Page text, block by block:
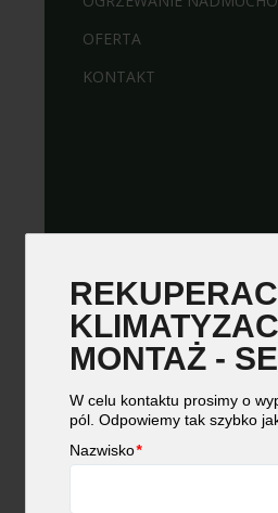
OFERTA
KONTAKT
Innovative
uruchamia
oddział
MONTAŻ -
W celu kontaktu prosimy o
pól. Odpowiemy tak szybko
Nazwisko*